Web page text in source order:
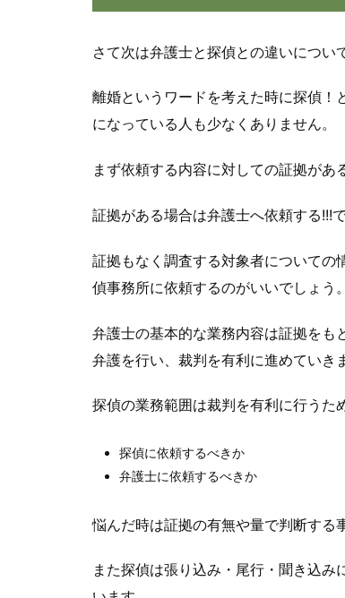
さて次は弁護士と探偵との違いについ
離婚というワードを考えた時に探偵！
になっている人も少なくありません。
まず依頼する内容に対しての証拠があ
証拠がある場合は弁護士へ依頼する!!!
証拠もなく調査する対象者についての
偵事務所に依頼するのがいいでしょう。
弁護士の基本的な業務内容は証拠をも
弁護を行い、裁判を有利に進めていき
探偵の業務範囲は裁判を有利に行うた
探偵に依頼するべきか
弁護士に依頼するべきか
悩んだ時は証拠の有無や量で判断する
また探偵は張り込み・尾行・聞き込